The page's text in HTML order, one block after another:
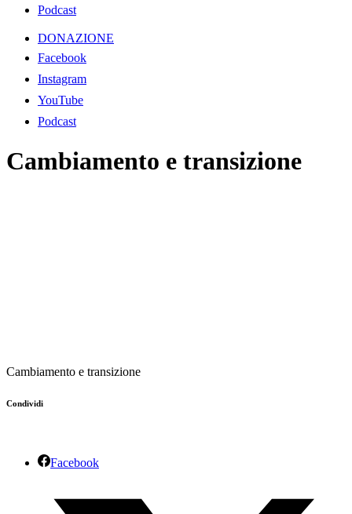
Podcast
DONAZIONE
Facebook
Instagram
YouTube
Podcast
Cambiamento e transizione
Cambiamento e transizione
Condividi
Facebook